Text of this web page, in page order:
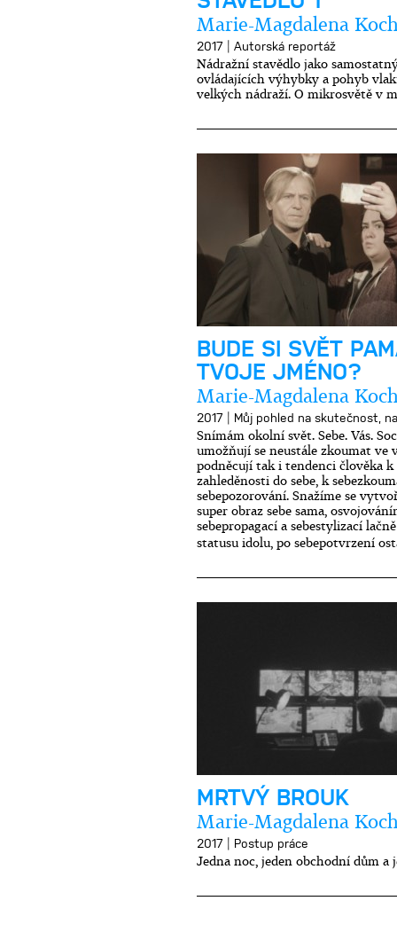
Marie-Magdalena
2017 | Autorská reportáž
Nádražní stavědlo jako
ovládajících výhybky a pohyb
velkých nádraží. O mikrosvětě v
BUDE SI SVĚT
TVOJE JMÉNO?
Marie-Magdalena
2017 | Můj pohled na skutečnost,
Snímám okolní svět. Sebe. Vás.
umožňují se neustále zkoumat ve
podněcují tak i tendenci člověka k
zahleděnosti do sebe, k
sebepozorování. Snažíme se
super obraz sebe sama,
sebepropagací a sebestylizací
statusu idolu, po sebepotvrzení
MRTVÝ BROUK
Marie-Magdalena
2017 | Postup práce
Jedna noc, jeden obchodní dům a